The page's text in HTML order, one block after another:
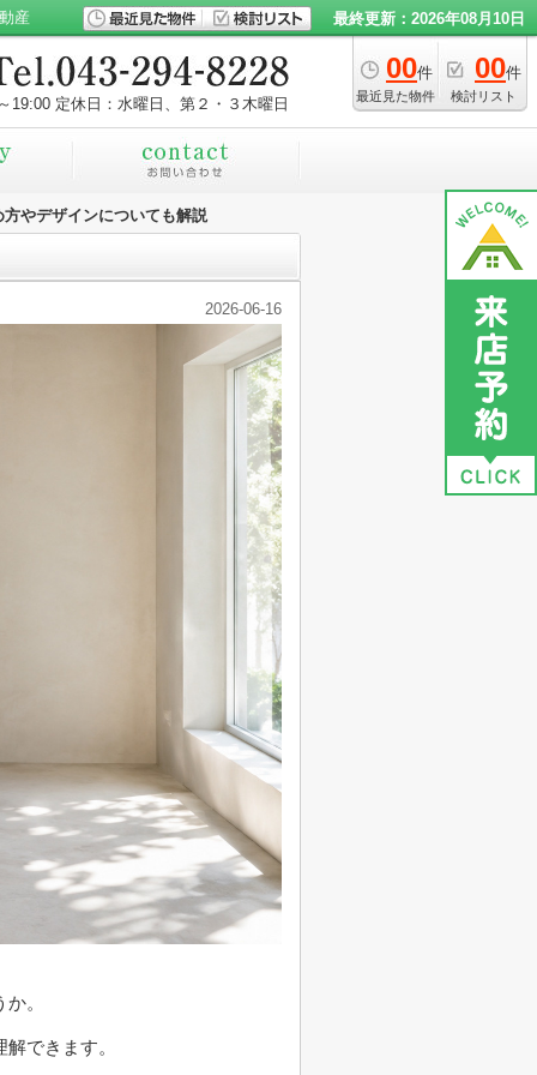
産 最終更新：2026年08月10日
00件
最近見た物件
00件
検討リスト
19:00 定休日：水曜日、第２・３木曜日
やデザインについても解説
2026-06-16
。
できます。